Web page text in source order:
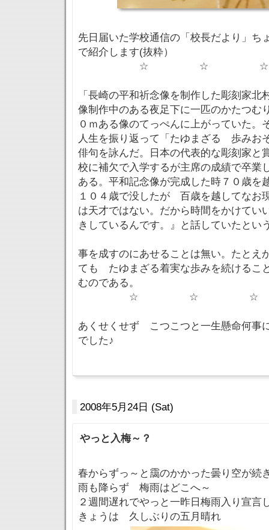
先日届いた学校通信の「校長だより」ち
で紹介します(抜粋）
☆ ☆ ☆
「長崎の平和祈念像を制作した彫刻家北
像制作中のある夜足下に一匹のかたつ
０ｍある像のてっぺんに上がっていた。
人生を振り返って「たゆまざる 歩みお
俳句を詠んだ。日本の代表的な彫刻家
校に補欠で入学するが主席の成績で卒業
ある。平和記念像が完成した時７０歳
１０４歳で没したが 百歳を越してな
は天才ではない。だから時間をかけてい
きしているんです。』と話していたとい
事を成すのにあせることは無い。たとえ
ても たゆまざる着実な歩みを続けるこ
むのである。
☆ ☆ ☆
あくせくせず こつこつと一生懸命何事
でした♪
2008年5月24日 (Sat)
やっと入梅～？
春からずっ～と靄のかかった曇り空が続
雨も降らず 梅雨はどこへ～
２週間遅れでやっと一昨日梅雨入り宣言
きょうは 久しぶりの五月晴れ